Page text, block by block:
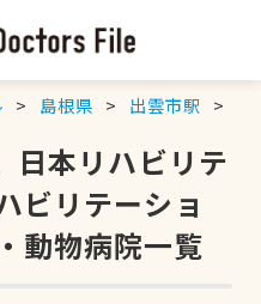
島根県 出雲市駅
日本リハビリテ
ビリテーショ
動物病院一覧